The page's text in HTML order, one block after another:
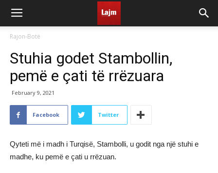
Rajon-Botë
Stuhia godet Stambollin,
pemë e çati të rrëzuara
February 9, 2021
Facebook Twitter
Qyteti më i madh i Turqisë, Stambolli, u godit nga një stuhi e
madhe, ku pemë e çati u rrëzuan.